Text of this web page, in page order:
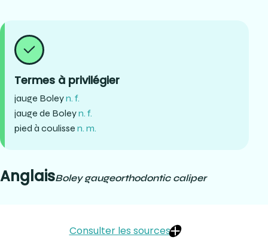
Termes à privilégier
jauge Boleyn. f.
jauge de Boleyn. f.
pied à coulisse n. m.
AnglaisBoley gaugeorthodontic caliper
Consulter les sources